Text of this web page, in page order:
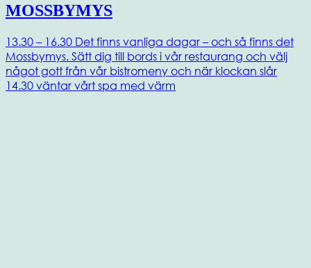
MOSSBYMYS
13.30 – 16.30 Det finns vanliga dagar – och så finns det
Mossbymys. Sätt dig till bords i vår restaurang och välj
något gott från vår bistromeny och när klockan slår
14.30 väntar vårt spa med värm